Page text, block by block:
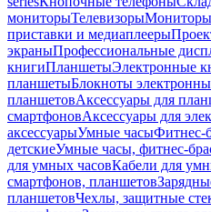
мониторыТелевизорыМониторы
приставки и медиаплееры
экраныПрофессиональные
книгиПланшетыЭлектронные
планшетыБлокноты
планшетовАксессуары для
смартфоновАксессуары для
аксессуарыУмные часыФитнес-
детскиеУмные часы, фитнес-
для умных часовКабели для
смартфонов, планшетов
планшетовЧехлы, защитные